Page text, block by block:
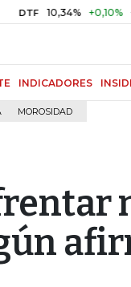
10,34% +0,10% +0,98%
INDICADORES
MOROSIDAD